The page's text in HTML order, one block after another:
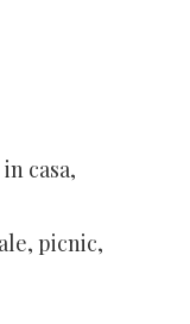
casa,
picnic,